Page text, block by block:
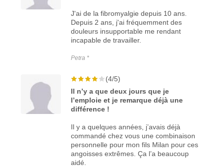
J'ai de la fibromyalgie depuis 10 ans.
Depuis 2 ans, j'ai fréquemment des
douleurs insupportable me rendant
incapable de travailler.
Petra *
(4/5)
Il n’y a que deux jours que je
l’emploie et je remarque déjà une
différence !
Il y a quelques années, j’avais déjà
commandé chez vous une combinaison
personnelle pour mon fils Milan pour ces
angoisses extrêmes. Ça l’a beaucoup
aidé.